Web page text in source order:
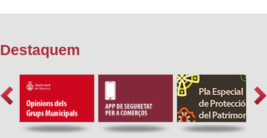
Destaquem